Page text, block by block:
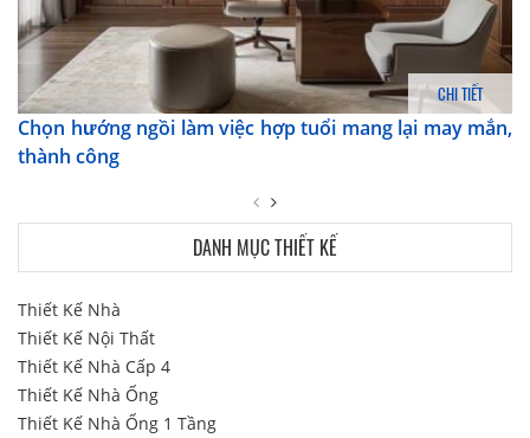
CHI TIẾT
Chọn hướng ngồi làm việc hợp tuổi mang lại may mắn,
thành công
DANH MỤC THIẾT KẾ
Thiết Kế Nhà
Thiết Kế Nội Thất
Thiết Kế Nhà Cấp 4
Thiết Kế Nhà Ống
Thiết Kế Nhà Ống 1 Tầng